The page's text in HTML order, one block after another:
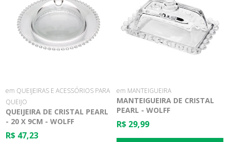
em QUEIJEIRAS E ACESSÓRIOS PARA
QUEIJO
QUEIJEIRA DE CRISTAL PEARL
- 20 X 9CM - WOLFF
R$ 47,23
em MANTEIGUEIRA
MANTEIGUEIRA DE CRISTAL
PEARL - WOLFF
R$ 29,99